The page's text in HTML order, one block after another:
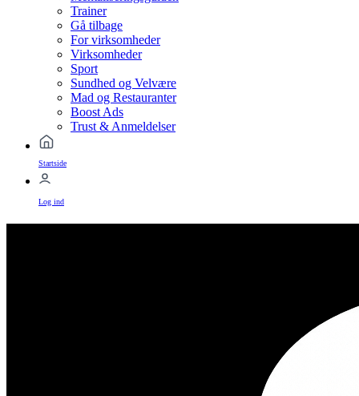
Trainer
Gå tilbage
For virksomheder
Virksomheder
Sport
Sundhed og Velvære
Mad og Restauranter
Boost Ads
Trust & Anmeldelser
Startside
Log ind